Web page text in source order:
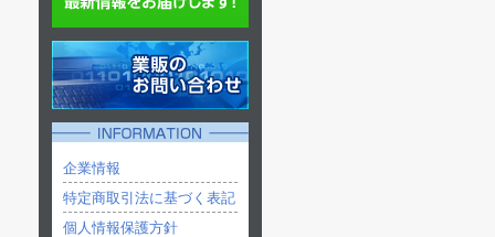
企業情報
特定商取引法に基づく表記
個人情報保護方針